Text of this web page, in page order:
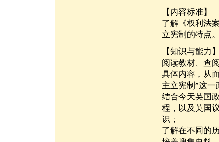
【内容标准】
了解《权利法
立宪制的特点
【知识与能力
阅读教材、查
具体内容，从
主立宪制”这一
结合今天英国
程，以及英国
识；
了解在不同的